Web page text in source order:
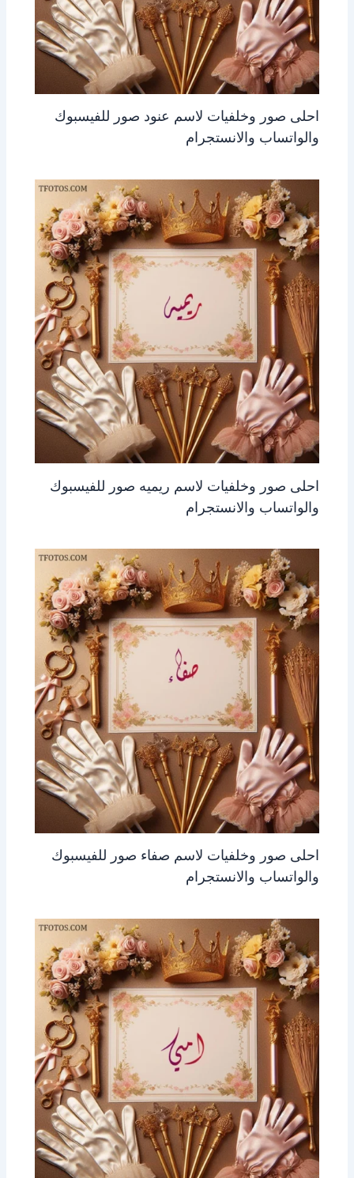
احلى صور وخلفيات لاسم عنود صور للفيسبوك
والواتساب والانستجرام
احلى صور وخلفيات لاسم ريميه صور للفيسبوك
والواتساب والانستجرام
احلى صور وخلفيات لاسم صفاء صور للفيسبوك
والواتساب والانستجرام